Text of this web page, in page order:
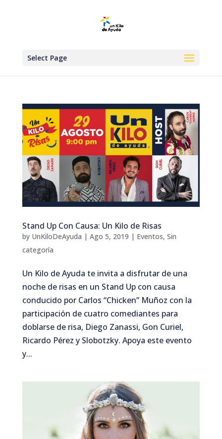
Select Page
Stand Up Con Causa: Un Kilo de Risas
by UnKiloDeAyuda | Ago 5, 2019 | Eventos, Sin
categoría
Un Kilo de Ayuda te invita a disfrutar de una
noche de risas en un Stand Up con causa
conducido por Carlos “Chicken” Muñoz con la
participación de cuatro comediantes para
doblarse de risa, Diego Zanassi, Gon Curiel,
Ricardo Pérez y Slobotzky. Apoya este evento
y...